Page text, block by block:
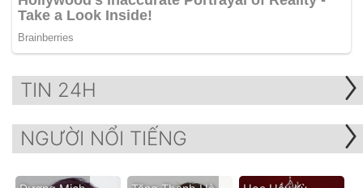
TIN 24H
NGƯỜI NỔI TIẾNG